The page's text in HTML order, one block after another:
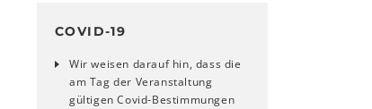
COVID-19
Wir weisen darauf hin, dass die
am Tag der Veranstaltung
gültigen Covid-Bestimmungen